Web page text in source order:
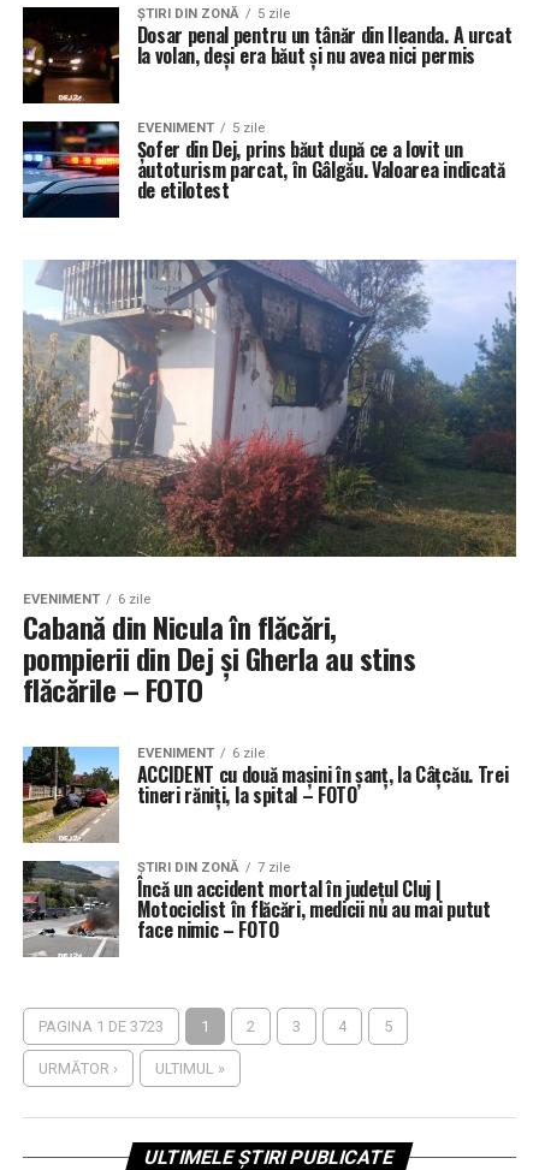
ŞTIRI DIN ZONĂ 5 zile
Dosar penal pentru un tânăr din Ileanda. A urcat
la volan, deși era băut și nu avea nici permis
EVENIMENT 5 zile
Șofer din Dej, prins băut după ce a lovit un
autoturism parcat, în Gâlgău. Valoarea indicată
de etilotest
EVENIMENT 6 zile
Cabană din Nicula în flăcări,
pompierii din Dej și Gherla au stins
flăcările – FOTO
EVENIMENT 6 zile
ACCIDENT cu două mașini în șanț, la Câțcău. Trei
tineri răniți, la spital – FOTO
ŞTIRI DIN ZONĂ 7 zile
Încă un accident mortal în județul Cluj |
Motociclist în flăcări, medicii nu au mai putut
face nimic – FOTO
PAGINA 1 DE 3723 1 2 3 4 5
URMĂTOR › ULTIMUL »
ULTIMELE ȘTIRI PUBLICATE